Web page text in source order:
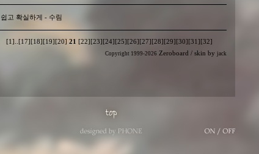
쉽고 확실하게 - 수림
[1] [17] [18] [19] [20] 21 [22] [23] [24] [25] [26] [27] [28] [29] [30] [31] [32]
Copyright 1999-2026 Zeroboard / skin by jack